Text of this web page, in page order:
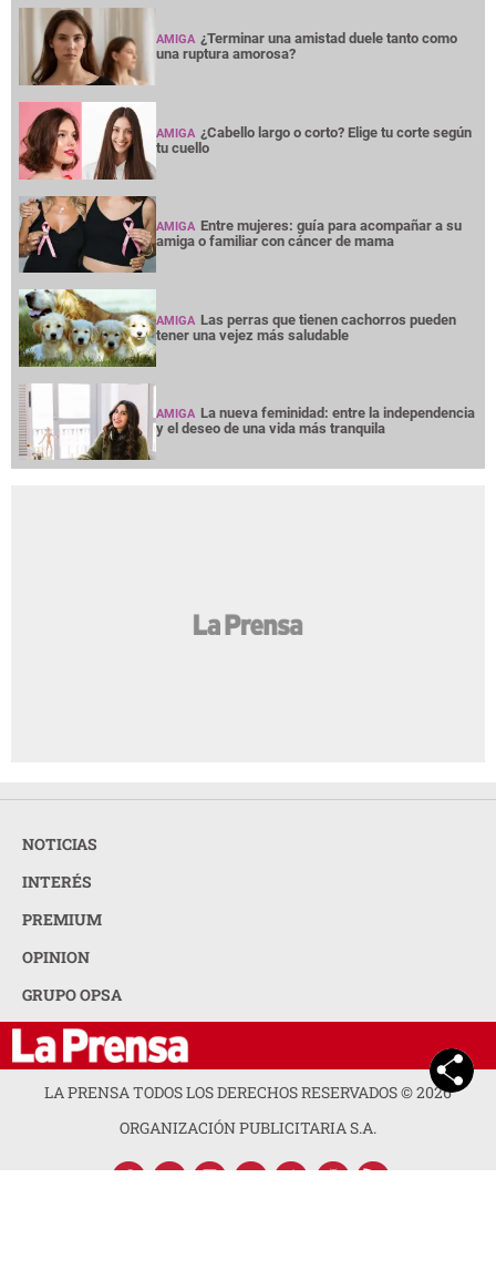
AMIGA ¿Terminar una amistad duele tanto como
una ruptura amorosa?
AMIGA ¿Cabello largo o corto? Elige tu corte según
tu cuello
AMIGA Entre mujeres: guía para acompañar a su
amiga o familiar con cáncer de mama
AMIGA Las perras que tienen cachorros pueden
tener una vejez más saludable
AMIGA La nueva feminidad: entre la independencia
y el deseo de una vida más tranquila
NOTICIAS
INTERÉS
PREMIUM
OPINION
GRUPO OPSA
LA PRENSA TODOS LOS DERECHOS RESERVADOS ©2026
ORGANIZACIÓN PUBLICITARIA S.A.